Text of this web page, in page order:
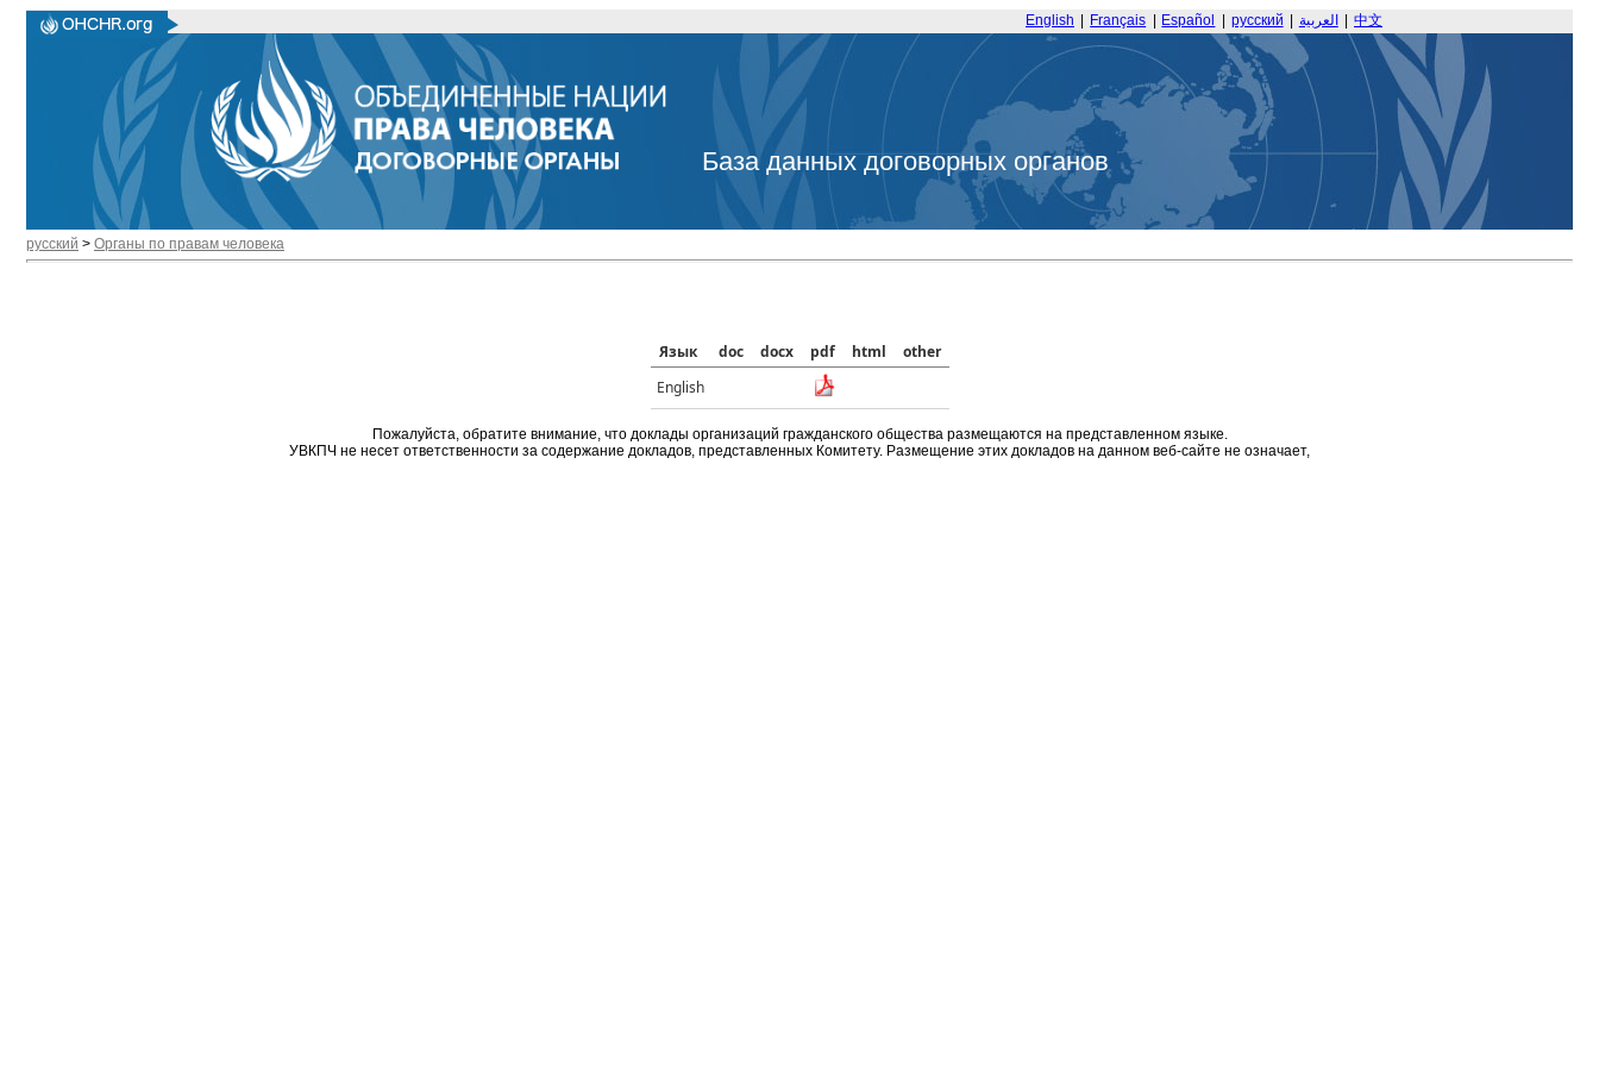
English Français Español русский العربية 中文
База данных договорных органов
русский > Органы по правам человека
Язык doc docx pdf html
other
English
Пожалуйста, обратите внимание, что доклады организаций гражданского общества размещаются на представленном языке.
УВКПЧ не несет ответственности за содержание докладов, представленных Комитету. Размещение этих докладов на данном веб-сайте не означает,